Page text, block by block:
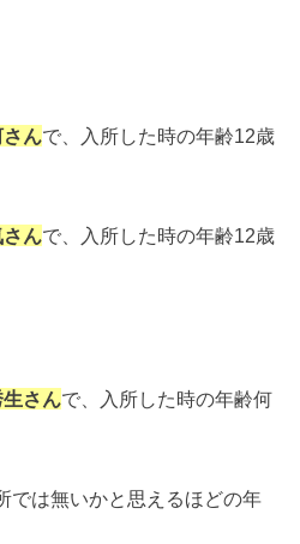
んで、入所した時の年齢12歳
んで、入所した時の年齢12歳
さんで、入所した時の年齢何
では無いかと思えるほどの年